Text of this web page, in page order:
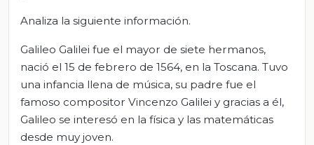
Analiza la siguiente información.
Galileo Galilei fue el mayor de siete hermanos,
nació el 15 de febrero de 1564, en la Toscana. Tuvo
una infancia llena de música, su padre fue el
famoso compositor Vincenzo Galilei y gracias a él,
Galileo se interesó en la física y las matemáticas
desde muy joven.